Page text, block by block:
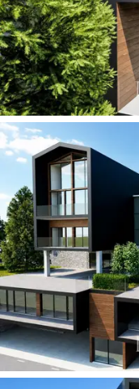
Os interiores das
realçar a
soluções
imponente sala de
monumental
concebida como
luz zenital e
nevados. O
minimalismo
harmoniza tetos
madeira natural e
meticulosamente
apresentado em
pombo e marrom-
em veludo e
criando uma
suspensa